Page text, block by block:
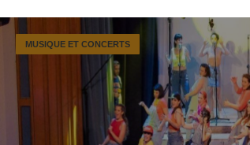
MUSIQUE ET CONCERTS